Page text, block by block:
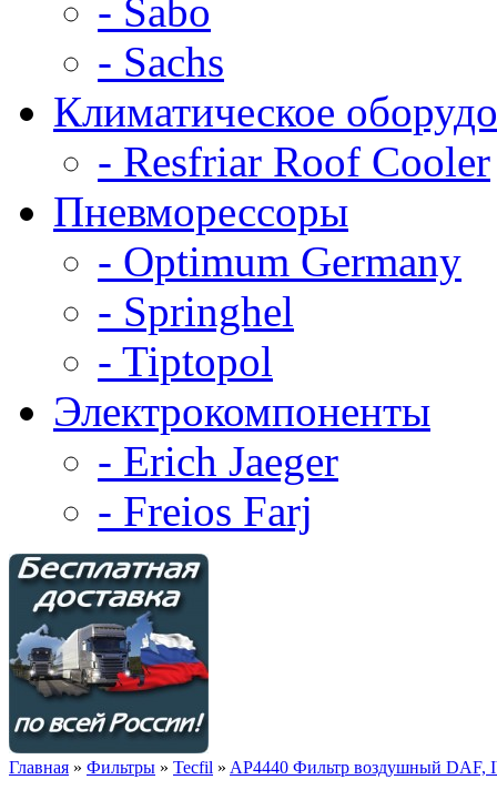
- Sabo
- Sachs
Климатическое
- Resfriar Roof Cooler
Пневморессоры
- Optimum Germany
- Springhel
- Tiptopol
Электрокомпоненты
- Erich Jaeger
- Freios Farj
Главная » Фильтры » Tecfil » AP4440 Фильтр воздушный